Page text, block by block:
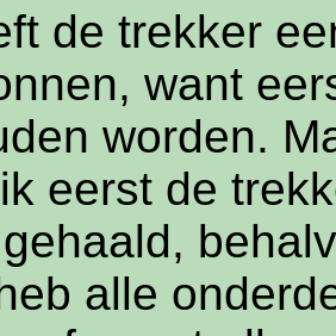
de trekker
want
worden.
eerst de
alle